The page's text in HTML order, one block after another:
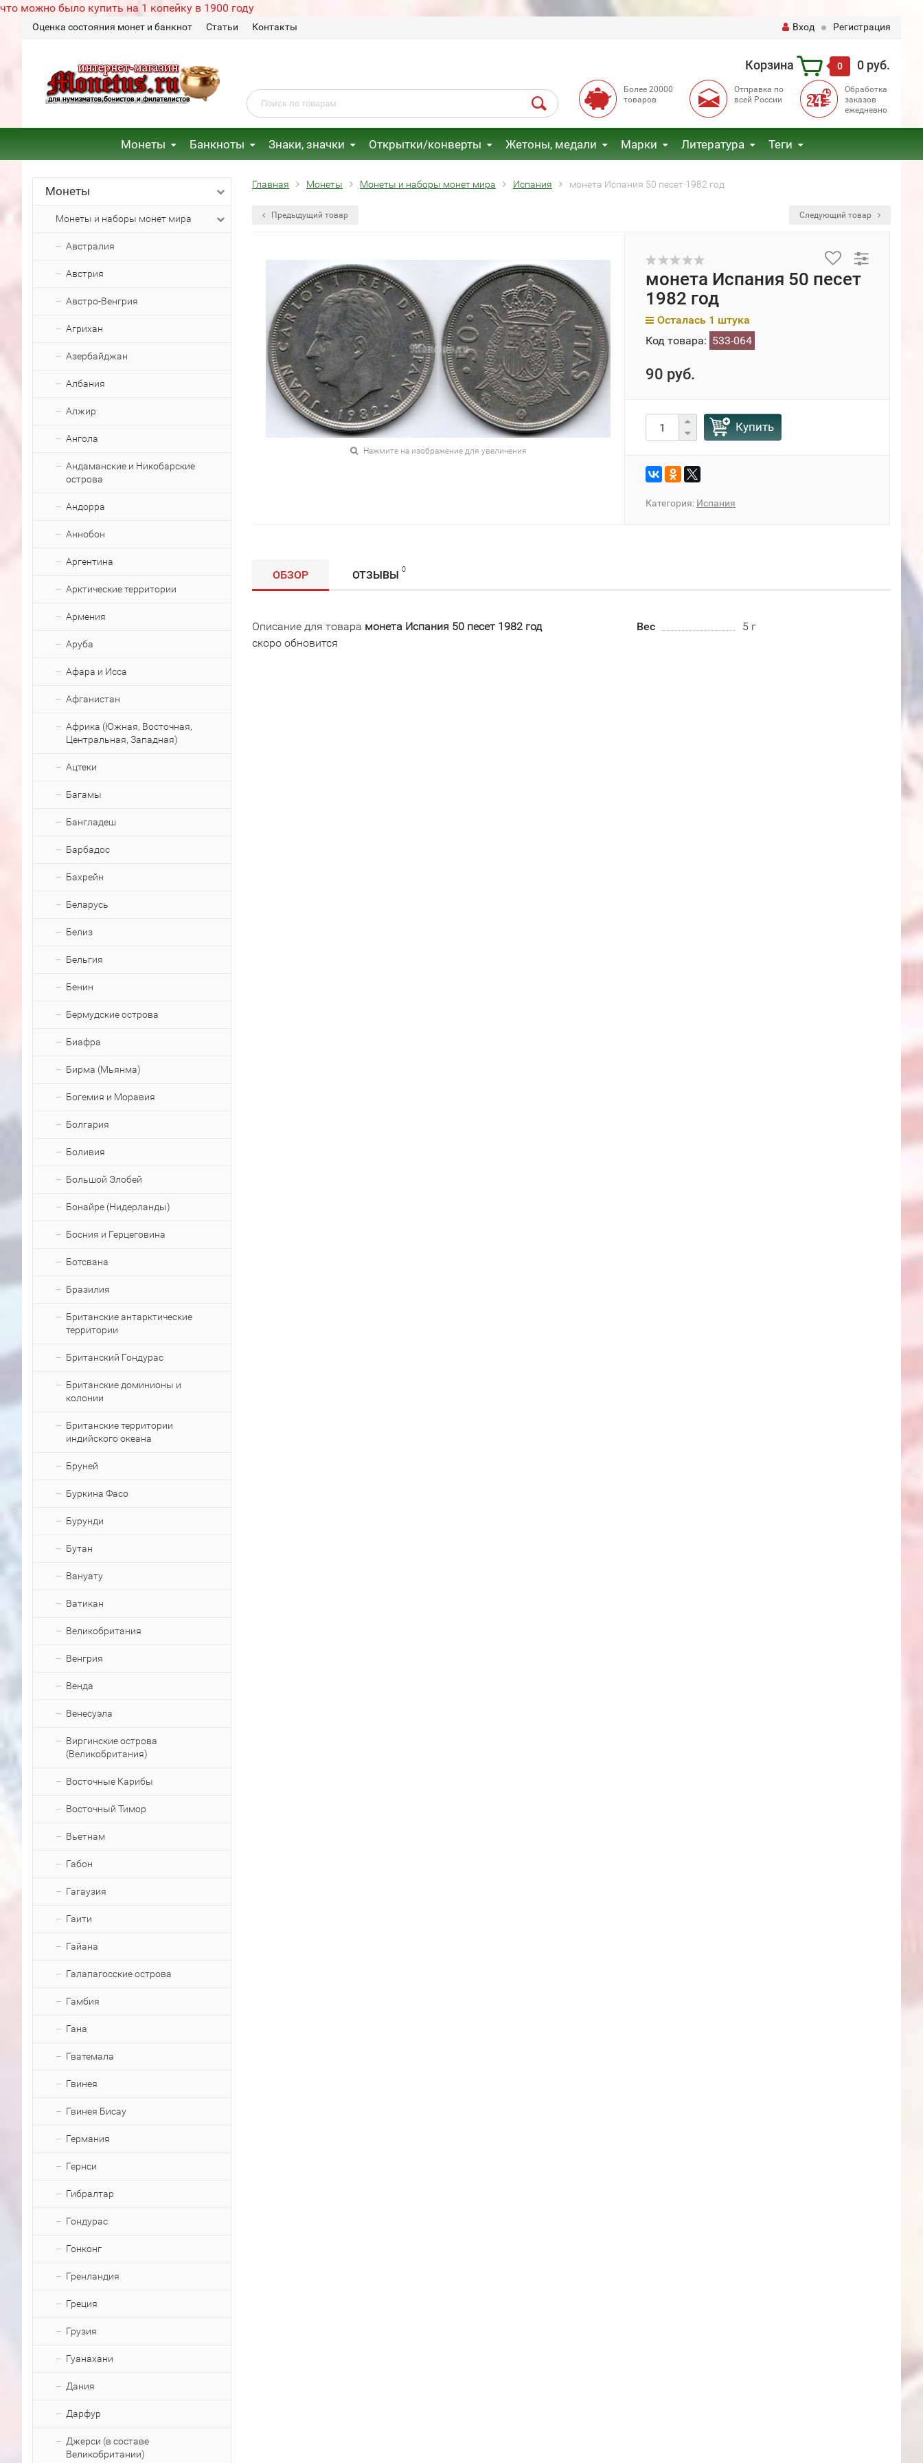
что можно было купить на 1 копейку в 1900 году
Оценка состояния монет и банкнот Статьи Контакты Вход Регистрация
Корзина 0 0 руб.
Более 20000
товаров
Отправка по
всей России
Обработка
заказов
ежедневно
Монеты Банкноты Знаки, значки Открытки/конверты Жетоны, медали Марки Литература Теги
Монеты
Монеты и наборы монет мира
Австралия
Австрия
Австро-Венгрия
Агрихан
Азербайджан
Албания
Алжир
Ангола
Андаманские и Никобарские
острова
Андорра
Аннобон
Аргентина
Арктические территории
Армения
Аруба
Афара и Исса
Афганистан
Африка (Южная, Восточная,
Центральная, Западная)
Ацтеки
Багамы
Бангладеш
Барбадос
Бахрейн
Беларусь
Белиз
Бельгия
Бенин
Бермудские острова
Биафра
Бирма (Мьянма)
Богемия и Моравия
Болгария
Боливия
Большой Элобей
Бонайре (Нидерланды)
Босния и Герцеговина
Ботсвана
Бразилия
Британские антарктические
территории
Британский Гондурас
Британские доминионы и
колонии
Британские территории
индийского океана
Бруней
Буркина Фасо
Бурунди
Бутан
Вануату
Ватикан
Великобритания
Венгрия
Венда
Венесуэла
Виргинские острова
(Великобритания)
Восточные Карибы
Восточный Тимор
Вьетнам
Габон
Гагаузия
Гаити
Гайана
Галапагосские острова
Гамбия
Гана
Гватемала
Гвинея
Гвинея Бисау
Германия
Гернси
Гибралтар
Гондурас
Гонконг
Гренландия
Греция
Грузия
Гуанахани
Дания
Дарфур
Джерси (в составе
Великобритании)
Главная Монеты Монеты и наборы монет мира Испания монета Испания 50 песет 1982 год
Предыдущий товар Следующий товар
Нажмите на изображение для увеличения
монета Испания 50 песет
1982 год
Осталась 1 штука
Код товара: 533-064
90 руб.
Купить
Категория: Испания
ОБЗОР ОТЗЫВЫ 0
Описание для товара монета Испания 50 песет 1982 год
скоро обновится
Вес 5 г